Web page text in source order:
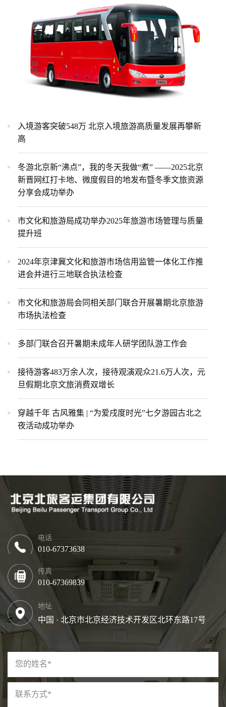
入境游客突破548万 北京入境旅游高质量发展再攀新
高
冬游北京新“沸点”，我的冬天我做“煮” ——2025北京
新晋网红打卡地、微度假目的地发布暨冬季文旅资源
分享会成功举办
市文化和旅游局成功举办2025年旅游市场管理与质量
提升班
2024年京津冀文化和旅游市场信用监管一体化工作推
进会并进行三地联合执法检查
市文化和旅游局会同相关部门联合开展暑期北京旅游
市场执法检查
多部门联合召开暑期未成年人研学团队游工作会
接待游客483万余人次，接待观演观众21.6万人次，元
旦假期北京文旅消费双增长
穿越千年 古风雅集 | “为爱戌度时光”七夕游园古北之
夜活动成功举办
电话
010-67373638
传真
010-67369839
地址
中国 · 北京市北京经济技术开发区北环东路17号